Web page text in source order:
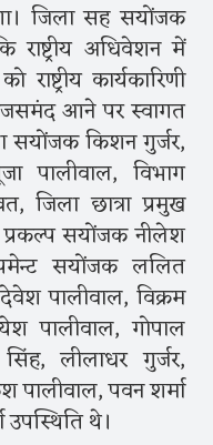
जिला सह सयोंजक
अधिवेशन में
कार्यकारिणी
आने पर स्वागत
सयोंजक किशन गुर्जर,
पालीवाल, विभाग
छात्रा प्रमुख
प्रकल्प सयोंजक नीलेश
सयोंजक ललित
पालीवाल, विक्रम
पालीवाल, गोपाल
लीलाधर गुर्जर,
पालीवाल, पवन शर्मा
उपस्थिति थे।